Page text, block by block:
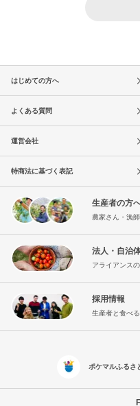
はじめての方へ
よくある質問
運営会社
特商法に基づく表記
生産者の方
農家さん・漁
法人・自治
アライアンス
採用情報
生産者と食べ
ポケマルふるさ